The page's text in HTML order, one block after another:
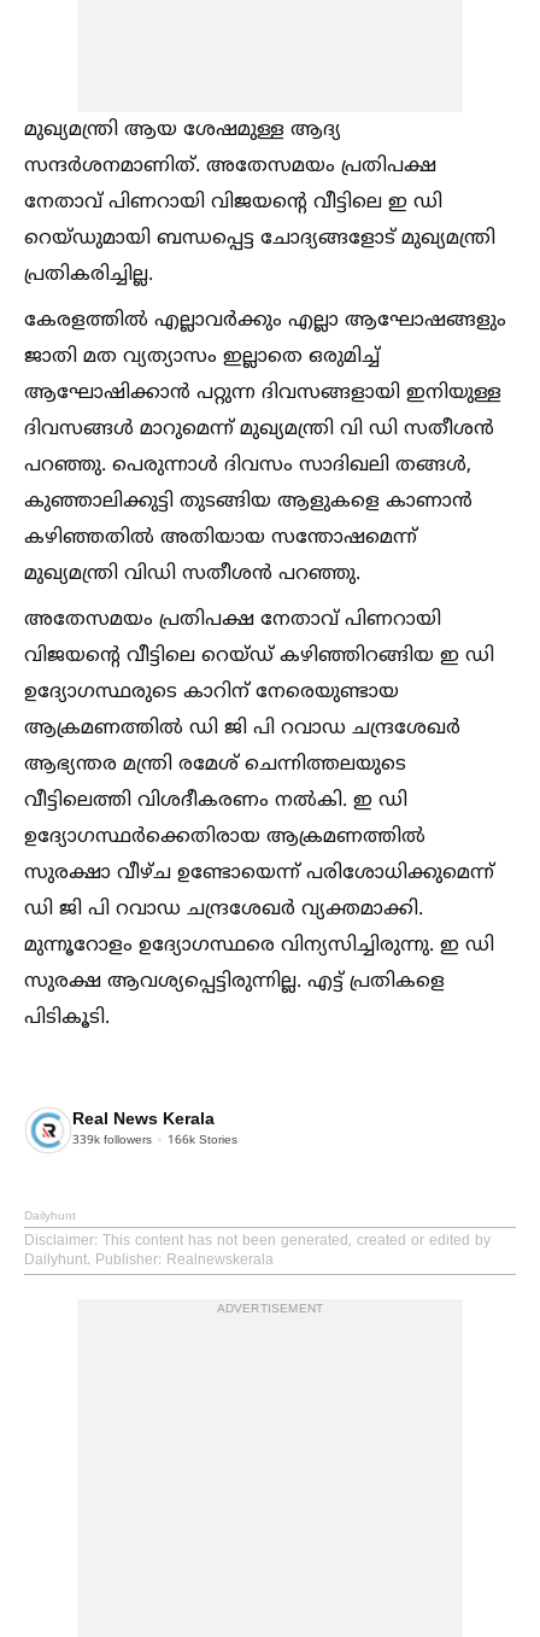
മുഖ്യമന്ത്രി ആയ ശേഷമുള്ള ആദ്യ
സന്ദർശനമാണിത്. അതേസമയം പ്രതിപക്ഷ
നേതാവ് പിണറായി വിജയന്റെ വീട്ടിലെ ഇ ഡി
റെയ്ഡുമായി ബന്ധപ്പെട്ട ചോദ്യങ്ങളോട് മുഖ്യമന്ത്രി
പ്രതികരിച്ചില്ല.
കേരളത്തില്‍ എല്ലാവർക്കും എല്ലാ ആഘോഷങ്ങളും
ജാതി മത വ്യത്യാസം ഇല്ലാതെ ഒരുമിച്ച്‌
ആഘോഷിക്കാൻ പറ്റുന്ന ദിവസങ്ങളായി ഇനിയുള്ള
ദിവസങ്ങള്‍ മാറുമെന്ന് മുഖ്യമന്ത്രി വി ഡി സതീശൻ
പറഞ്ഞു. പെരുന്നാള്‍ ദിവസം സാദിഖലി തങ്ങള്‍,
കുഞ്ഞാലിക്കുട്ടി തുടങ്ങിയ ആളുകളെ കാണാൻ
കഴിഞ്ഞതില്‍ അതിയായ സന്തോഷമെന്ന്
മുഖ്യമന്ത്രി വിഡി സതീശൻ പറഞ്ഞു.
അതേസമയം പ്രതിപക്ഷ നേതാവ് പിണറായി
വിജയന്റെ വീട്ടിലെ റെയ്ഡ് കഴിഞ്ഞിറങ്ങിയ ഇ ഡി
ഉദ്യോഗസ്ഥരുടെ കാറിന് നേരെയുണ്ടായ
ആക്രമണത്തില്‍ ഡി ജി പി റവാഡ ചന്ദ്രശേഖര്‍
ആഭ്യന്തര മന്ത്രി രമേശ് ചെന്നിത്തലയുടെ
വീട്ടിലെത്തി വിശദീകരണം നല്‍കി. ഇ ഡി
ഉദ്യോഗസ്ഥർക്കെതിരായ ആക്രമണത്തില്‍
സുരക്ഷാ വീഴ്ച ഉണ്ടോയെന്ന് പരിശോധിക്കുമെന്ന്
ഡി ജി പി റവാഡ ചന്ദ്രശേഖര്‍ വ്യക്തമാക്കി.
മുന്നൂറോളം ഉദ്യോഗസ്ഥരെ വിന്യസിച്ചിരുന്നു. ഇ ഡി
സുരക്ഷ ആവശ്യപ്പെട്ടിരുന്നില്ല. എട്ട് പ്രതികളെ
പിടികൂടി.
Real News Kerala
339k followers 166k Stories
Dailyhunt
Disclaimer: This content has not been generated, created or edited by
Dailyhunt. Publisher: Realnewskerala
ADVERTISEMENT